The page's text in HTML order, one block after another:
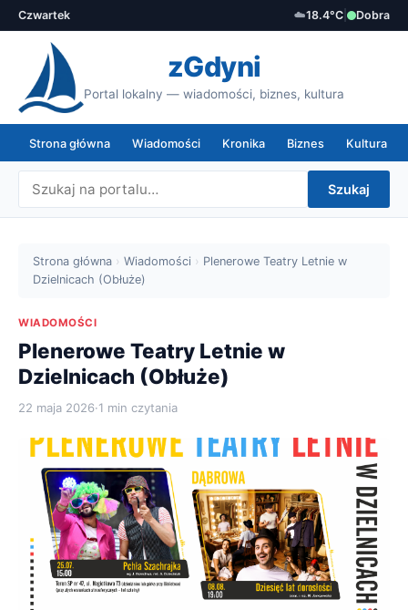
Czwartek ☁️18.4°C Dobra
zGdyni
Portal lokalny — wiadomości, biznes, kultura
Strona główna Wiadomości Kronika Biznes Kultura
Szukaj
Strona główna › Wiadomości › Plenerowe Teatry Letnie w
Dzielnicach (Obłuże)
WIADOMOŚCI
Plenerowe Teatry Letnie w
Dzielnicach (Obłuże)
22 maja 2026·1 min czytania